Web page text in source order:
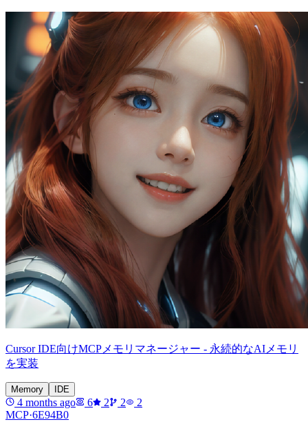
Cursor IDE向けMCPメモリマネージャー - 永続的なAIメモリ
を実装
Memory IDE
4 months ago 6 2 2
2
MCP·6E94B0